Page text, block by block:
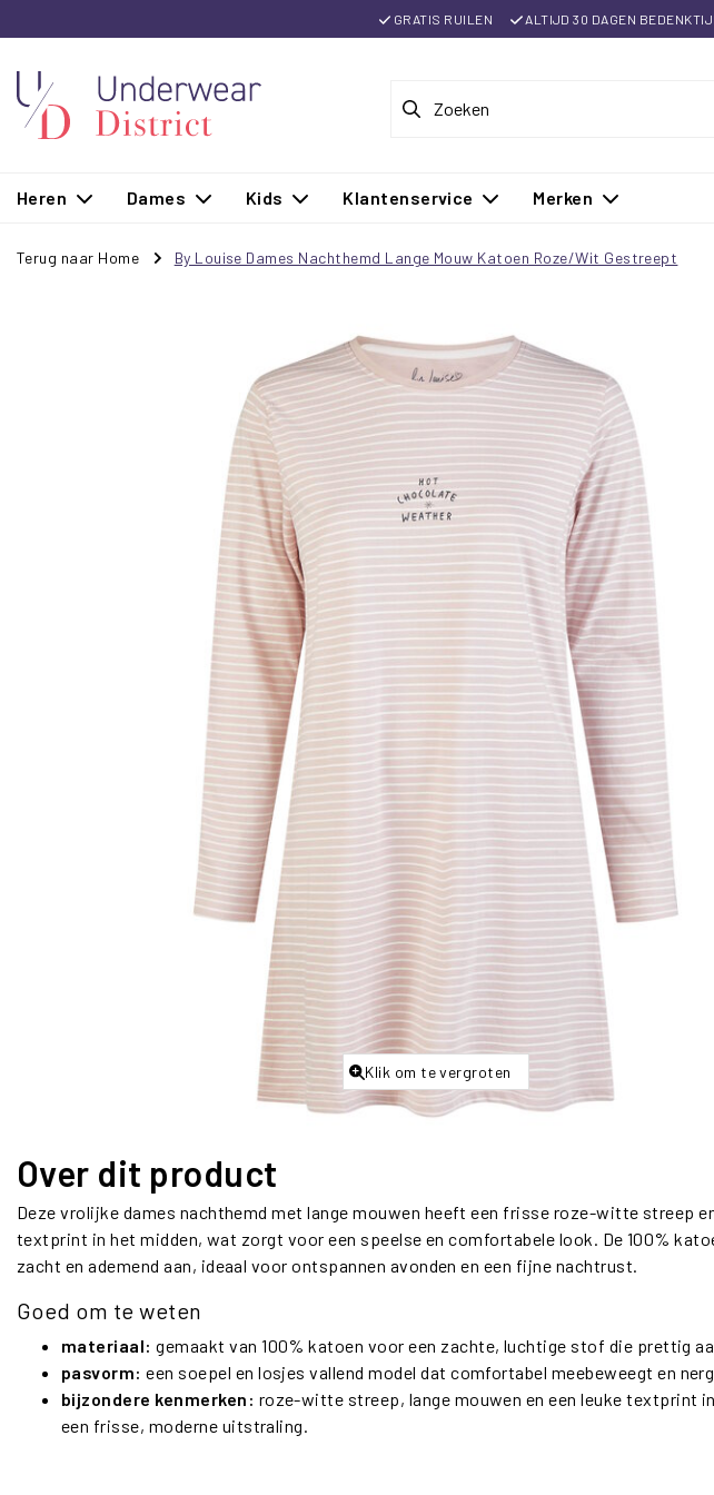
GRATIS RUILEN ALTIJD 30 DAGEN
Heren Dames Kids Klantenservice Merken
Terug naar Home By Louise Dames Nachthemd Lange Mouw Katoen Roze/Wit Gestreept
Klik om te vergroten
Over dit product
Deze vrolijke dames nachthemd met lange mouwen heeft een frisse roze-witte streep
textprint in het midden, wat zorgt voor een speelse en comfortabele look. De 100%
zacht en ademend aan, ideaal voor ontspannen avonden en een fijne nachtrust.
Goed om te weten
materiaal: gemaakt van 100% katoen voor een zachte, luchtige stof die prettig
pasvorm: een soepel en losjes vallend model dat comfortabel meebeweegt en
bijzondere kenmerken: roze-witte streep, lange mouwen en een leuke textprint
een frisse, moderne uitstraling.